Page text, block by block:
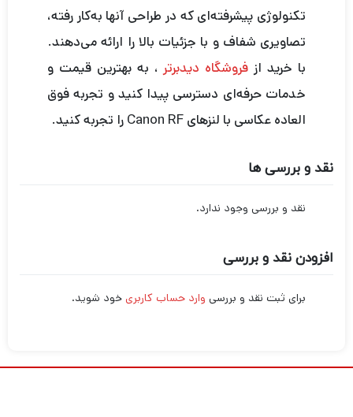
تکنولوژی پیشرفته‌ای که در طراحی آنها به‌کار رفته،
تصاویری شفاف و با جزئیات بالا را ارائه می‌دهند.
با خرید از فروشگاه دیدبرتر ، به بهترین قیمت و
خدمات حرفه‌ای دسترسی پیدا کنید و تجربه فوق
العاده عکاسی با لنزهای Canon RF را تجربه کنید.
نقد و بررسی ها
نقد و بررسی وجود ندارد.
افزودن نقد و بررسی
برای ثبت نقد و بررسی وارد حساب کاربری خود شوید.